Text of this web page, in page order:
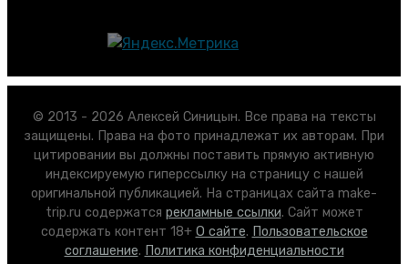
© 2013 - 2026 Алексей Синицын. Все права на тексты
защищены. Права на фото принадлежат их авторам. При
цитировании вы должны поставить прямую активную
индексируемую гиперссылку на страницу с нашей
оригинальной публикацией. На страницах сайта make-
trip.ru содержатся рекламные ссылки. Сайт может
содержать контент 18+ О сайте. Пользовательское
соглашение. Политика конфиденциальности